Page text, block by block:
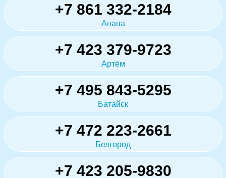
+7 861 332-2184
Анапа
+7 423 379-9723
Артём
+7 495 843-5295
Батайск
+7 472 223-2661
Белгород
+7 423 205-9830